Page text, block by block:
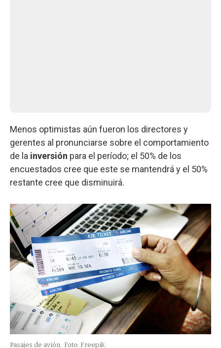
Menos optimistas aún fueron los directores y
gerentes al pronunciarse sobre el comportamiento
de la inversión para el período; el 50% de los
encuestados cree que este se mantendrá y el 50%
restante cree que disminuirá.
Pasajes de avión. Foto: Freepik.